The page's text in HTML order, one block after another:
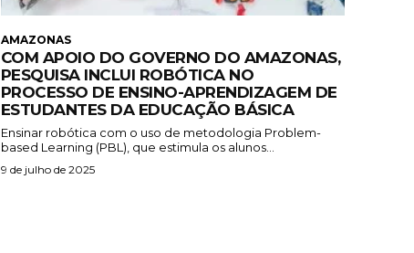
AMAZONAS
COM APOIO DO GOVERNO DO AMAZONAS,
PESQUISA INCLUI ROBÓTICA NO
PROCESSO DE ENSINO-APRENDIZAGEM DE
ESTUDANTES DA EDUCAÇÃO BÁSICA
Ensinar robótica com o uso de metodologia Problem-
based Learning (PBL), que estimula os alunos...
9 de julho de 2025